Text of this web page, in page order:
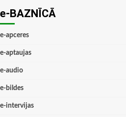
e-BAZNĪCĀ
e-apceres
e-aptaujas
e-audio
e-bildes
e-intervijas